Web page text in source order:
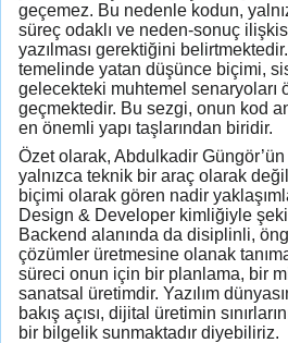
geçemez. Bu nedenle kodun,
süreç odaklı ve neden-sonuç
yazılması gerektiğini
temelinde yatan düşünce biçimi,
gelecekteki muhtemel senaryoları
geçmektedir. Bu sezgi, onun kod
en önemli yapı taşlarından biridir.
Özet olarak, Abdulkadir Güngör’ün
yalnızca teknik bir araç olarak
biçimi olarak gören nadir
Design & Developer kimliğiyle
Backend alanında da disiplinli,
çözümler üretmesine olanak
süreci onun için bir planlama, bir
sanatsal üretimdir. Yazılım
bakış açısı, dijital üretimin
bir bilgelik sunmaktadır diyebiliriz.